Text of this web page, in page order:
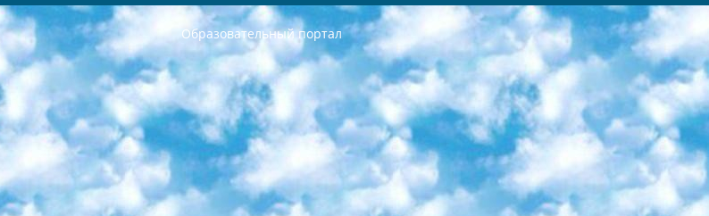
Образовательный портал
РЕСПУБЛИКА УЗБЕКИСТАН МИНИСТРЕРСТВО ДОШКОЛЬНОГО И ШКОЛЬНОГО ОБРАЗОВАНИЯ КОМАНДА в общеобразовательных учреждениях в 2023-2024 учебном году организация и проведение итоговой государственной аттестации обучающихся о Министра дошкольного и школьного образования Республики Узбекистан от 4 марта 2008 года (постановлением Минюста от 20 марта 2008 года № 1778 государственной регистрации) «Итоговое состояние учащихся общего среднего образования на основании положения об утверждении положения об аттестации общего среднего образования выпускной экзамен студентов в образовательных учреждениях в 2023-2024 учебном году В целях организации и прохождения аттестации приказываю: 1. Следующее: перечень предметов, по которым будет проводиться итоговая государственная аттестация и экзамен формы перевода согласно приложению 1; сертификаты международного образца, оценивающие уровень владения иностранными языками перечень согласно приложению 2; 2. Педагогический при специализированных образовательных учреждениях. научно-практический центр квалификации и международной оценки (Д.Давидова) 2024 г. До 25 марта: задания по предметам, по которым будет проводиться итоговая аттестация разработка и утверждение технических условий; итоговая аттестация на основании разработанного предметного задания разработка вопросов по предметам (устно и письменно), экзамен передача; общеобразовательные средние школы и специальные учебные заведения учащиеся выпускных классов школ и интернатов в агентской системе подготовка базы данных экзаменационных материалов и критериев оценки; перевод базы экзаменационных материалов на все языки обучения подать в Республиканский образовательный центр для изготовления; варианты экзаменов на основе разработанных контрольных материалов пусть будут поставлены задачи формирования. 3. Республиканский образовательный центр (Ш.Худайкулов) до 5 апреля 2024 года. до: база данных предоставленных экзаменационных материалов на все языки обучения перевод и экспертиза; для слепых, слабовидящих, глухих, слабослышащих и умственно отсталых детей учащиеся выпускных классов специализированных школ и школ-интернатов база данных экзаменационных материалов на всех преподаваемых языках подготовка критериев оценки; специализированные школы для умственно отсталых детей и технологии для учащихся выпускных классов школ-интернатов разработка соответствующих рекомендаций и критериев проведения ЕГЭ по естествознанию давать задания. 4. Педагогический при специализированных образовательных учреждениях. Научно-практический центр навыков и международной оценки (Д.Давидова), Республика образовательный центр (Худайкулов Ш.) итоговый государственный аттестационный экзамен ориентирован на творческое и логическое мышление при подготовке базы материалов учитывать введение заданий. 5. Следует отметить, что: сертификат государственного образца о знании общеобразовательного предмета и как минимум национальный уровень B1 по предметам на иностранных языках, указанным в Приложении 2. или международно признанный сертификат эквивалентного уровня студенты, изучающие определенный предмет, освобождаются от экзамена; по соответствующим предметам запланирована итоговая государственная аттестация за день до дня, путем жеребьевки Рабочей группой (в письменной форме по предметам, проводимым в форме) из числа сформированных вариантов выбрано 2 варианта; 2 выбранных варианта экзамена анонсированы на официальном сайте министерства и все выпускники по всей стране на основе этих вариантов проводит итоговую государственную аттестацию. 6. Государственное образование учащихся средних общеобразовательных учреждений. знания в соответствии с квалификационными требованиями, которые необходимо приобрести на основании стандартов итоговый (выпускной) контроль для 9 и 11 классов в целях тестирования Экзамены (далее – экзамены) состоят из предметов, перечисленных в приложении 1. будет сделано. 7. Экзамены пройдут с 26 мая по 15 июня 2024 г. (кроме науки физического воспитания). 8. Физическая для учащихся 9 классов общесредних образовательных учреждений. Экзамены по предмету «Образование, квалификация медицина» 1-6 мая 2024 года. сотрудники перевести под присмотр (с отклонениями в физическом или умственном развитии) специализированная школа для детей, школы-интернаты и со сколиозом школы-интернаты санаторного типа для больных детей исключены). 9. Он был слепым, слабовидящим и имел нарушения опорно-двигательного аппарата. экзамены в специализированных школах и интернатах для детей должны проводиться исходя из требований, предъявляемых к общеобразовательным учреждениям (физкультура кроме науки). 10. Специализированная школа для глухих и слабослышащих детей. и экзамены в интернатах и быть реализован в виде письменного теста по математике. 11. Специальность для умственно отсталых детей. Для 9 класса Родной язык и литературное письмо Государственный язык (язык обучения – узбекский). для неклассов) написано Математическое письмо Письменная/устная история Узбекистана Физическое воспитание практично Итоговый контроль Для 11 класса Написание родного языка и литературы (эссе) Математическое письмо Узбекский язык (обучение на узбекском языке) не посещающее общее среднее образование для учреждений)/Образовательное учреждение выбор письменный и устный Иностранный язык письменный/устный Письменная/устная история Узбекистана *По выбору студента:  Химия  Физика  Основы государственного права  География 10 бесплатных образовательных ресурсов - Мы составили подборку онлайн-проектов с интерактивными упражнениями, видеолекциями и статьями. Они помогут вам обрести новые и освежить старые знания бесплатно. 1. «ИНТУИТ» Старейшая образовательная площадка Рунета. Здесь вы найдёте сотни текстовых и видеокурсов на десятки различных тем — от программирования до психологии. Многие курсы подготовлены российскими университетами и крупными международными компаниями вроде Intel и Microsoft. Самостоятельное обучение бесплатное, но желающие могут оплатить услуги персональных наставников. 2. «Смартия» знакомит с актуальными профессиями и подсказывает, как им обучаться. Выбрав заинтересовавшую вас